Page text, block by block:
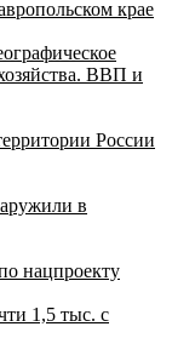
крае
ВВП и
России
в
нацпроекту
1,5 тыс. с